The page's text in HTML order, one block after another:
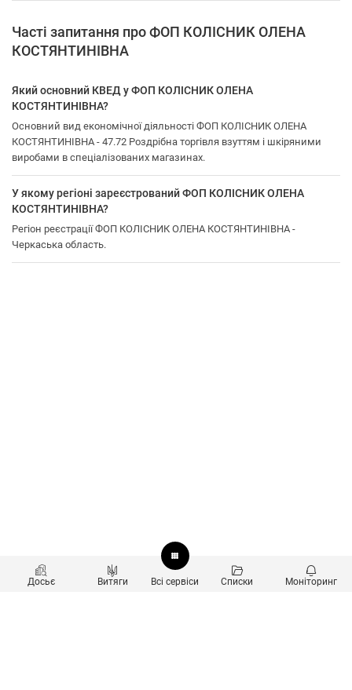
Часті запитання про ФОП КОЛІСНИК ОЛЕНА
КОСТЯНТИНІВНА
Який основний КВЕД у ФОП КОЛІСНИК ОЛЕНА
КОСТЯНТИНІВНА?
Основний вид економічної діяльності ФОП КОЛІСНИК ОЛЕНА
КОСТЯНТИНІВНА - 47.72 Роздрібна торгівля взуттям і шкіряними
виробами в спеціалізованих магазинах.
У якому регіоні зареєстрований ФОП КОЛІСНИК ОЛЕНА
КОСТЯНТИНІВНА?
Регіон реєстрації ФОП КОЛІСНИК ОЛЕНА КОСТЯНТИНІВНА -
Черкаська область.
Досьє Витяги Всі сервіси Списки Моніторинг